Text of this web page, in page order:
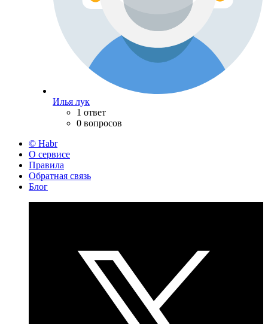
Илья лук
1 ответ
0 вопросов
© Habr
О сервисе
Правила
Обратная связь
Блог